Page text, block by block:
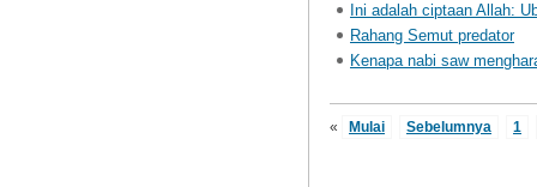
Ini adalah ciptaan Allah:
Rahang Semut predator
Kenapa nabi saw
« Mulai Sebelumnya 1